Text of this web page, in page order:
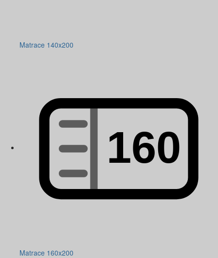
Matrace 140x200
Matrace 160x200